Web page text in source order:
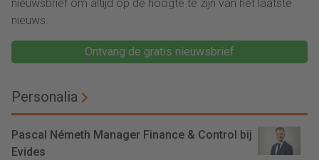
nieuwsbrief om altijd op de hoogte te zijn van het laatste
nieuws.
Ontvang de gratis nieuwsbrief
Personalia
Pascal Németh Manager Finance & Control bij
Evides